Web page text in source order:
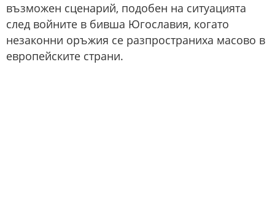
възможен сценарий, подобен на ситуацията
след войните в бивша Югославия, когато
незаконни оръжия се разпространиха масово в
европейските страни.